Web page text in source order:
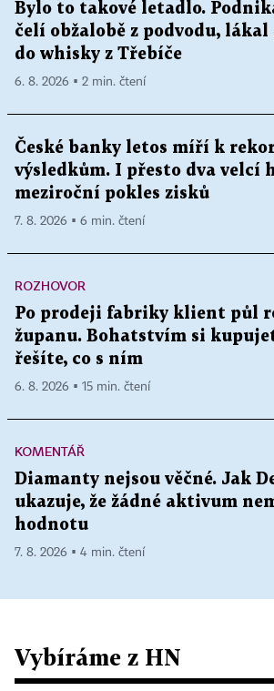
Bylo to takové letadlo.
čelí obžalobě z podvodu,
do whisky z Třebíče
6. 8. 2026 ▪ 2 min. čtení
České banky letos míří k
výsledkům. I přesto dva velcí
meziroční pokles zisků
7. 8. 2026 ▪ 6 min. čtení
ROZHOVOR
Po prodeji fabriky klient půl
županu. Bohatstvím si
řešíte, co s ním
6. 8. 2026 ▪ 15 min. čtení
KOMENTÁŘ
Diamanty nejsou věčné. Jak
ukazuje, že žádné aktivum
hodnotu
7. 8. 2026 ▪ 4 min. čtení
Vybíráme z HN